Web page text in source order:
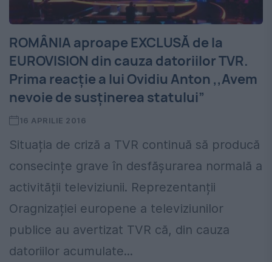
ROMÂNIA aproape EXCLUSĂ de la
EUROVISION din cauza datoriilor TVR.
Prima reacție a lui Ovidiu Anton ,,Avem
nevoie de susținerea statului”
16 APRILIE 2016
Situația de criză a TVR continuă să producă
consecințe grave în desfășurarea normală a
activității televiziunii. Reprezentanții
Oragnizației europene a televiziunilor
publice au avertizat TVR că, din cauza
datoriilor acumulate...